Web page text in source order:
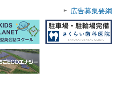
広告募集要綱